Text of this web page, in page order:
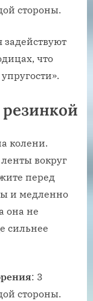
стороны.
что
колени.
вокруг
перед
и медленно
она не
сильнее
: 3
стороны.